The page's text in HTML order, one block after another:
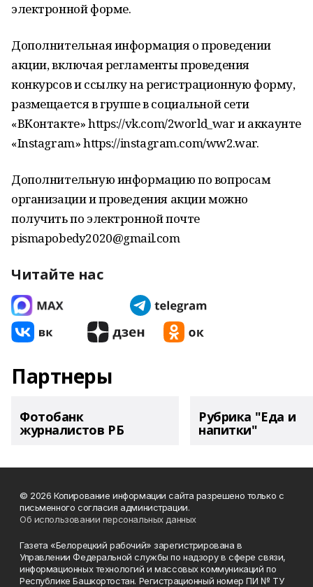
электронной форме.
Дополнительная информация о проведении
акции, включая регламенты проведения
конкурсов и ссылку на регистрационную форму,
размещается в группе в социальной сети
«ВКонтакте» https://vk.com/2world_war и аккаунте
«Instagram» https://instagram.com/ww2.war.
Дополнительную информацию по вопросам
организации и проведения акции можно
получить по электронной почте
pismapobedy2020@gmail.com
Читайте нас
Партнеры
Фотобанк
журналистов РБ
Рубрика "Еда и
напитки"
© 2026 Копирование информации сайта разрешено только с
письменного согласия администрации.
Об использовании персональных данных
Газета «Белорецкий рабочий» зарегистрирована в
Управлении Федеральной службы по надзору в сфере связи,
информационных технологий и массовых коммуникаций по
Республике Башкортостан. Регистрационный номер ПИ № ТУ